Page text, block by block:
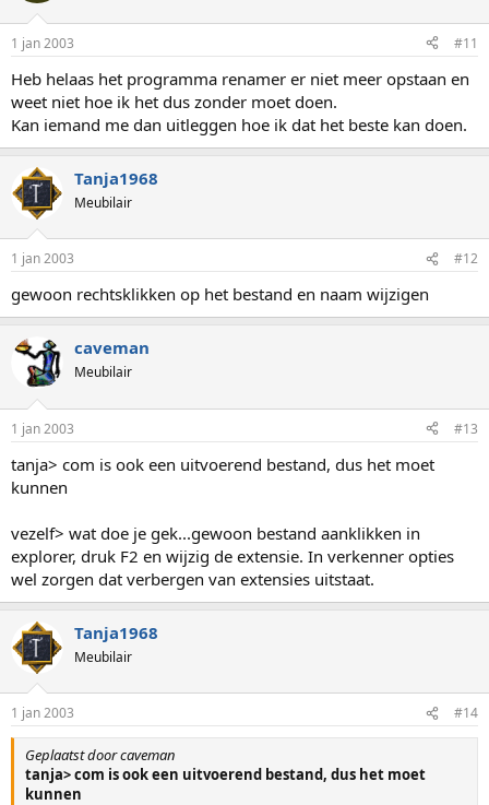
1 jan 2003 #11
Heb helaas het programma renamer er niet meer opstaan en
weet niet hoe ik het dus zonder moet doen.
Kan iemand me dan uitleggen hoe ik dat het beste kan doen.
Tanja1968
Meubilair
1 jan 2003 #12
gewoon rechtsklikken op het bestand en naam wijzigen
caveman
Meubilair
1 jan 2003 #13
tanja> com is ook een uitvoerend bestand, dus het moet
kunnen
vezelf> wat doe je gek...gewoon bestand aanklikken in
explorer, druk F2 en wijzig de extensie. In verkenner opties
wel zorgen dat verbergen van extensies uitstaat.
Tanja1968
Meubilair
1 jan 2003 #14
Geplaatst door caveman
tanja> com is ook een uitvoerend bestand, dus het moet
kunnen